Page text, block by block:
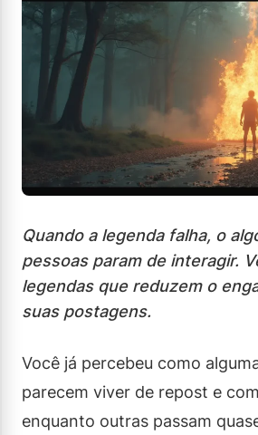
Quando a legenda falha, o
pessoas param de interagir.
legendas que reduzem o
suas postagens.
Você já percebeu como
parecem viver de repost e
enquanto outras passam